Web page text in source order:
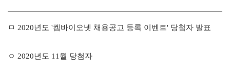
ㅁ 2020년도 '켐바이오넷 채용공고 등록 이벤트' 당첨자 발표
ㅇ 2020년도 11월 당첨자